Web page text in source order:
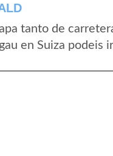
tanto de
en Suiza podeis